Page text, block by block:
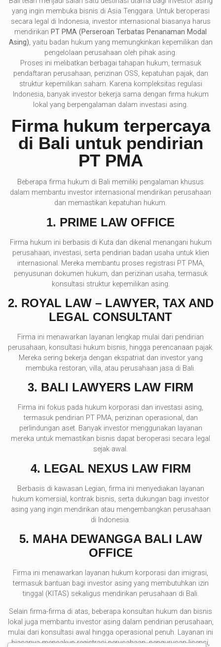
yang ingin membuka bisnis di Asia Tenggara. Untuk beroperasi
secara legal di Indonesia, investor internasional biasanya harus
mendirikan PT PMA (Perseroan Terbatas Penanaman Modal
Asing), yaitu badan hukum yang memungkinkan kepemilikan dan
pengelolaan perusahaan oleh pihak asing.
Proses ini melibatkan berbagai tahapan hukum, termasuk
pendaftaran perusahaan, perizinan OSS, kepatuhan pajak, dan
struktur kepemilikan saham. Karena kompleksitas regulasi
Indonesia, banyak investor bekerja sama dengan firma hukum
lokal yang berpengalaman dalam investasi asing.
Firma hukum terpercaya
di Bali untuk pendirian
PT PMA
Beberapa firma hukum di Bali memiliki pengalaman khusus
dalam membantu investor internasional mendirikan perusahaan
dan memastikan kepatuhan hukum.
1. PRIME LAW OFFICE
Firma hukum ini berbasis di Kuta dan dikenal menangani hukum
perusahaan, investasi, serta pendirian badan usaha untuk klien
internasional. Mereka membantu proses registrasi PT PMA,
penyusunan dokumen hukum, dan perizinan usaha, termasuk
konsultasi struktur kepemilikan asing.
2. ROYAL LAW – LAWYER, TAX AND
LEGAL CONSULTANT
Firma ini menawarkan layanan lengkap mulai dari pendirian
perusahaan, konsultasi hukum bisnis, hingga perencanaan pajak.
Mereka sering bekerja dengan ekspatriat dan investor yang
membuka restoran, villa, atau perusahaan jasa di Bali.
3. BALI LAWYERS LAW FIRM
Firma ini fokus pada hukum korporasi dan investasi asing,
termasuk pendirian PT PMA, perizinan operasional, dan
perlindungan aset. Banyak investor menggunakan layanan
mereka untuk memastikan bisnis dapat beroperasi secara legal
sejak awal.
4. LEGAL NEXUS LAW FIRM
Berbasis di kawasan Legian, firma ini menyediakan layanan
hukum komersial, kontrak bisnis, serta dukungan bagi investor
asing yang ingin mendirikan atau mengembangkan perusahaan
di Indonesia.
5. MAHA DEWANGGA BALI LAW
OFFICE
Firma ini menawarkan layanan hukum korporasi dan imigrasi,
termasuk bantuan bagi investor asing yang membutuhkan izin
tinggal (KITAS) sekaligus mendirikan perusahaan di Bali.
Selain firma-firma di atas, beberapa konsultan hukum dan bisnis
lokal juga membantu investor asing dalam pendirian perusahaan,
mulai dari konsultasi awal hingga operasional penuh. Layanan ini
biasanya mencakup registrasi perusahaan, pengurusan lisensi,